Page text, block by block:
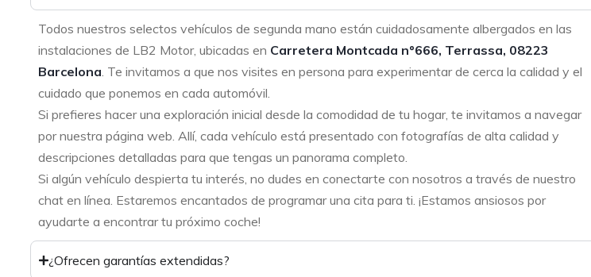
Todos nuestros selectos vehículos de segunda mano están cuidadosamente albergados en las
instalaciones de LB2 Motor, ubicadas en Carretera Montcada nº666, Terrassa, 08223
Barcelona. Te invitamos a que nos visites en persona para experimentar de cerca la calidad y el
cuidado que ponemos en cada automóvil.
Si prefieres hacer una exploración inicial desde la comodidad de tu hogar, te invitamos a navegar
por nuestra página web. Allí, cada vehículo está presentado con fotografías de alta calidad y
descripciones detalladas para que tengas un panorama completo.
Si algún vehículo despierta tu interés, no dudes en conectarte con nosotros a través de nuestro
chat en línea. Estaremos encantados de programar una cita para ti. ¡Estamos ansiosos por
ayudarte a encontrar tu próximo coche!
¿Ofrecen garantías extendidas?